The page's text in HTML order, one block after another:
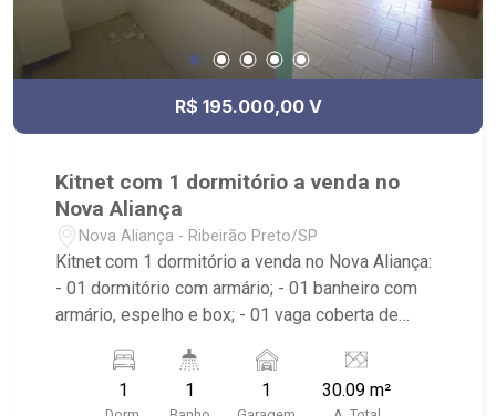
R$ 195.000,00 V
Kitnet com 1 dormitório a venda no
Nova Aliança
Nova Aliança - Ribeirão Preto/SP
Kitnet com 1 dormitório a venda no Nova Aliança:
- 01 dormitório com armário; - 01 banheiro com
armário, espelho e box; - 01 vaga coberta de
(fiação); - Condomínio com portaria 24h, elevador,
piscina, academia, lavanderia coletiva no andar
1 1 1 30.09 m²